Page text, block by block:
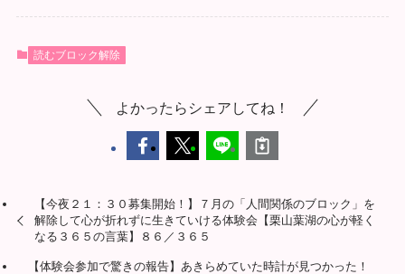
読むブロック解除
よかったらシェアしてね！
【今夜２１：３０募集開始！】７月の「人間関係のブロック」を
解除して心が折れずに生きていける体験会【栗山葉湖の心が軽く
なる３６５の言葉】８６／３６５
【体験会参加で驚きの報告】あきらめていた時計が見つかった！